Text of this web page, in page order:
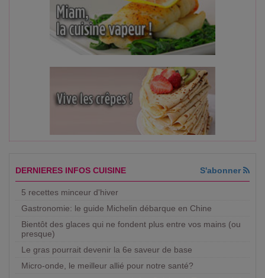
DERNIERES INFOS CUISINE S'abonner
5 recettes minceur d'hiver
Gastronomie: le guide Michelin débarque en Chine
Bientôt des glaces qui ne fondent plus entre vos mains (ou
presque)
Le gras pourrait devenir la 6e saveur de base
Micro-onde, le meilleur allié pour notre santé?